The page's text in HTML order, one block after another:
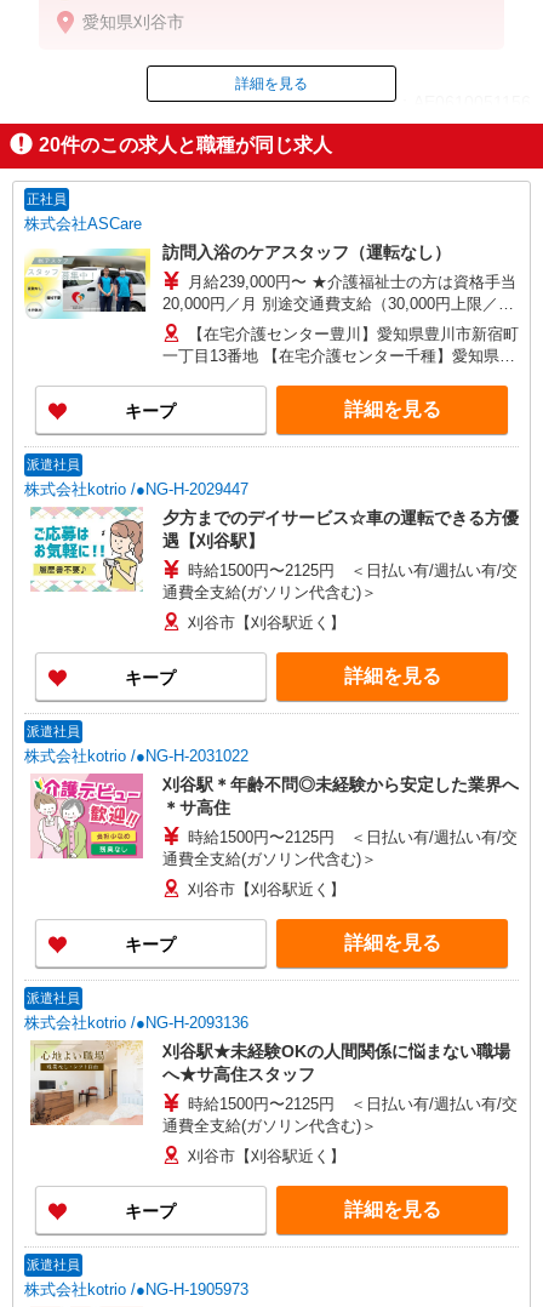
全支給(ガソリン代含む)＞
愛知県刈谷市
ID：AE0610051156
掲載期間終了
詳細を見る
20件のこの求人と職種が同じ求人
正社員
株式会社ASCare
訪問入浴のケアスタッフ（運転なし）
月給239,000円〜 ★介護福祉士の方は資格手当
20,000円／月 別途交通費支給（30,000円上限／
月） 別途残業手当（月平均残業時間15時間）残業
代全額支給
【在宅介護センター豊川】愛知県豊川市新宿町
一丁目13番地 【在宅介護センター千種】愛知県名
池下2D 【在宅介護センター尾張旭】愛知県尾張旭
市瀬戸川町一丁目202番地 【在宅介護センター岡
崎】愛知県岡崎市羽根東町二丁目8番地3 第
ター刈谷】愛知県刈谷市東陽町三丁目68番地 東
陽町鬼頭ビル1階北側 【在宅介護センター上名古
屋】愛知県名古屋市西区上名古屋三丁目25番52
カサデナカノ1階
キープ 詳細を見る
派遣社員
株式会社kotrio /●NG-H-2029447
夕方までのデイサービス☆車の運転できる方優
遇【刈谷駅】
時給1500円〜2125円 ＜日払い有/週払い有/交
通費全支給(ガソリン代含む)＞
刈谷市【刈谷駅近く】
キープ 詳細を見る
派遣社員
株式会社kotrio /●NG-H-2031022
刈谷駅＊年齢不問◎未経験から安定した業界へ
＊サ高住
時給1500円〜2125円 ＜日払い有/週払い有/交
通費全支給(ガソリン代含む)＞
刈谷市【刈谷駅近く】
キープ 詳細を見る
派遣社員
株式会社kotrio /●NG-H-2093136
刈谷駅★未経験OKの人間関係に悩まない職場
へ★サ高住スタッフ
時給1500円〜2125円 ＜日払い有/週払い有/交
通費全支給(ガソリン代含む)＞
刈谷市【刈谷駅近く】
キープ 詳細を見る
派遣社員
株式会社kotrio /●NG-H-1905973